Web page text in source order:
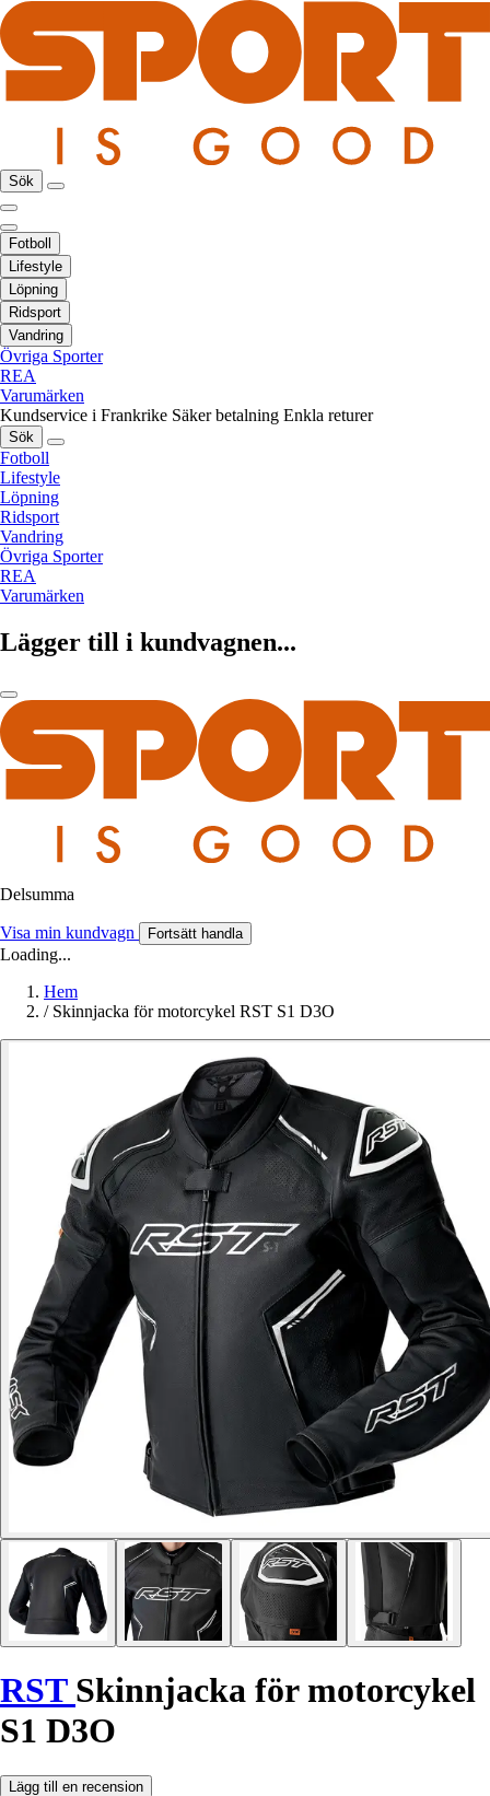
Sök
Fotboll
Lifestyle
Löpning
Ridsport
Vandring
Övriga Sporter
REA
Varumärken
Kundservice i Frankrike Säker betalning Enkla returer
Sök
Fotboll
Lifestyle
Löpning
Ridsport
Vandring
Övriga Sporter
REA
Varumärken
Lägger till i kundvagnen...
Delsumma
Visa min kundvagn Fortsätt handla
Loading...
Hem
/ Skinnjacka för motorcykel RST S1 D3O
RST Skinnjacka för motorcykel
S1 D3O
Lägg till en recension